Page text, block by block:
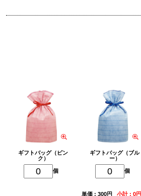
ギフトバッグ（ピン
ク）
個
ギフトバッグ（ブル
ー）
個
単価 : 300円 小計 : 0円